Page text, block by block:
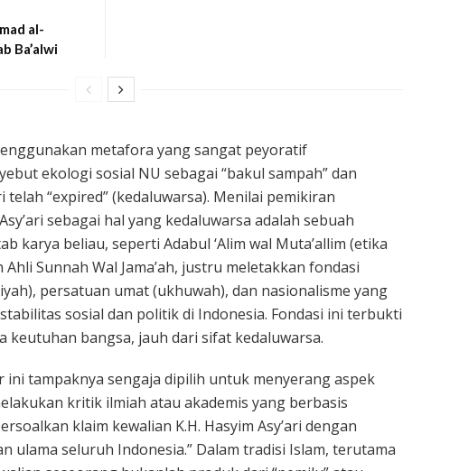
al-
Ba’alwi
metafora yang sangat peyoratif
ekologi sosial NU sebagai “bakul sampah” dan
telah “expired” (kedaluwarsa). Menilai pemikiran
sebagai hal yang kedaluwarsa adalah sebuah
karya beliau, seperti Adabul ‘Alim wal Muta’allim (etika
Sunnah Wal Jama’ah, justru meletakkan fondasi
persatuan umat (ukhuwah), dan nasionalisme yang
sosial dan politik di Indonesia. Fondasi ini terbukti
keutuhan bangsa, jauh dari sifat kedaluwarsa.
ini tampaknya sengaja dipilih untuk menyerang aspek
kritik ilmiah atau akademis yang berbasis
klaim kewalian K.H. Hasyim Asy’ari dengan
ulama seluruh Indonesia.” Dalam tradisi Islam, terutama